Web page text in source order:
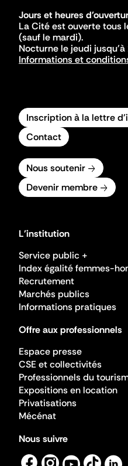
Jours et heures
La Cité est ouverte tous
(sauf le mardi).
Nocturne le jeudi jusqu'à
Informations et
Inscription à la lettre
Contact
Nous soutenir
Devenir membre
L'institution
Service public +
Index égalité femmes-
Recrutement
Marchés publics
Informations pratiques
Offre aux professionnels
Espace presse
CSE et collectivités
Professionnels du
Expositions en location
Privatisations
Mécénat
Nous suivre